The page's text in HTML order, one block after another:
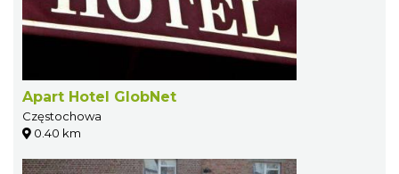
Apart Hotel GlobNet
Częstochowa
0.40 km